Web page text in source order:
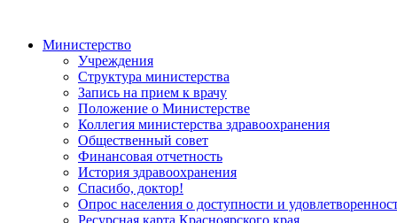
Министерство
Учреждения
Структура министерства
Запись на прием к врачу
Положение о Министерстве
Коллегия министерства здравоохранения
Общественный совет
Финансовая отчетность
История здравоохранения
Спасибо, доктор!
Опрос населения о доступности и
Ресурсная карта Красноярского края